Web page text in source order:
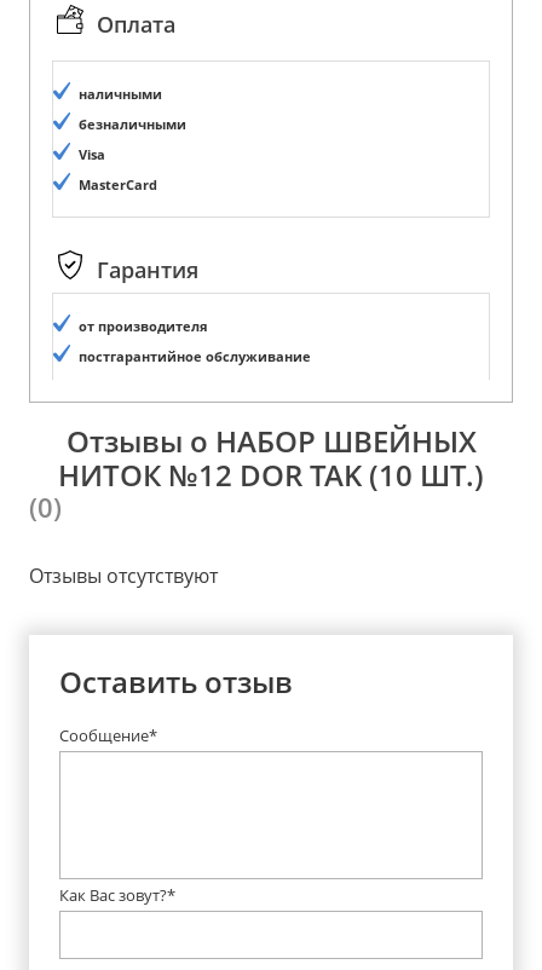
Оплата
наличными
безналичными
Visa
MasterCard
Гарантия
от производителя
постгарантийное обслуживание
Отзывы о НАБОР ШВЕЙНЫХ
НИТОК №12 DOR TAK (10 ШТ.)
(0)
Отзывы отсутствуют
Оставить отзыв
Сообщение*
Как Вас зовут?*